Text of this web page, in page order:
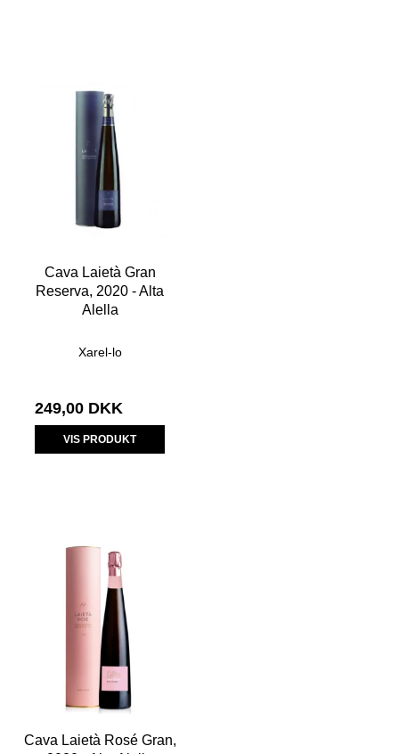
Cava Laietà Gran
Reserva, 2020 - Alta
Alella
Xarel-lo
249,00 DKK
VIS PRODUKT
Cava Laietà Rosé Gran,